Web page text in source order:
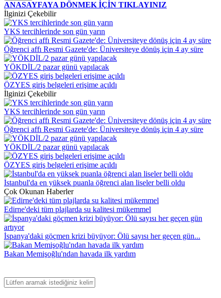
ANASAYFAYA DÖNMEK İÇİN TIKLAYINIZ
İlginizi Çekebilir
YKS tercihlerinde son gün yarın
Öğrenci affı Resmi Gazete'de: Üniversiteye dönüş için 4 ay süre
YÖKDİL/2 pazar günü yapılacak
ÖZYES giriş belgeleri erişime açıldı
İlginizi Çekebilir
YKS tercihlerinde son gün yarın
Öğrenci affı Resmi Gazete'de: Üniversiteye dönüş için 4 ay süre
YÖKDİL/2 pazar günü yapılacak
ÖZYES giriş belgeleri erişime açıldı
İstanbul'da en yüksek puanla öğrenci alan liseler belli oldu
Çok Okunan Haberler
Edirne'deki tüm plajlarda su kalitesi mükemmel
İspanya'daki göçmen krizi büyüyor: Ölü sayısı her geçen gün...
Bakan Memişoğlu'ndan havada ilk yardım